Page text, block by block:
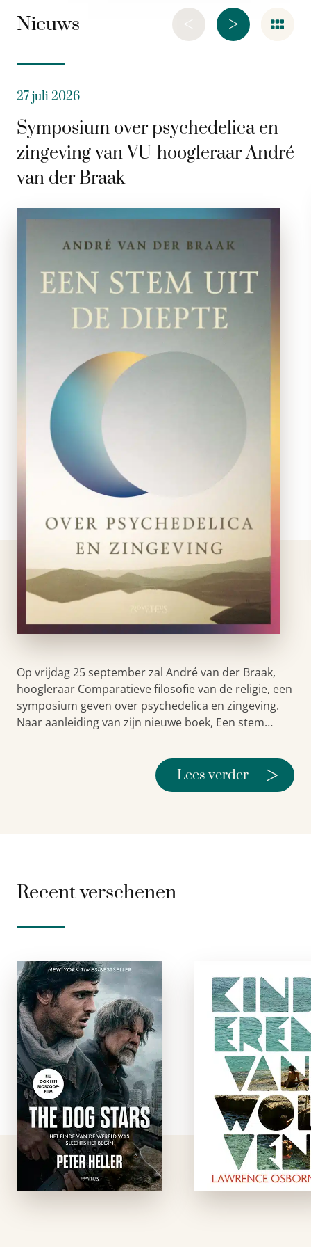
Nieuws >
<
27 juli 2026
Symposium over psychedelica en
zingeving van VU-hoogleraar André
van der Braak
Op vrijdag 25 september zal André van der Braak,
hoogleraar Comparatieve filosofie van de religie, een
symposium geven over psychedelica en zingeving.
Naar aanleiding van zijn nieuwe boek, Een stem…
Lees verder >
Recent verschenen
The Dog Stars
paperback
Hig heeft tien jaar
geleden als een van
de weinigen een
pandemie overleefd.
Hij heeft nog maar
drie redenen om te
leven: zijn hond, zijn
chagrijnige buurman
en zijn kleine …
Kinderen
paperback
Oliemiljardair
Arthur Knight
de enigszins
lagerwal
privédetective
in om
weggelopen
Chana te vinden.
een badhotel
Turkije treft